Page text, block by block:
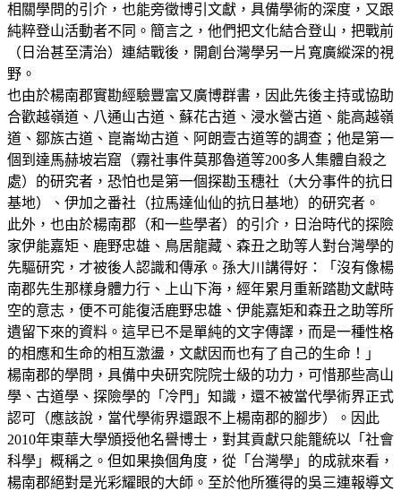
相關學問的引介，也能旁徵博引文獻，具備學術的深度，又跟
純粹登山活動者不同。簡言之，他們把文化結合登山，把戰前
（日治甚至清治）連結戰後，開創台灣學另一片寬廣縱深的視
野。
也由於楊南郡實勘經驗豐富又廣博群書，因此先後主持或協助
合歡越嶺道、八通山古道、蘇花古道、浸水營古道、能高越嶺
道、鄒族古道、崑崙坳古道、阿朗壹古道等的調查；他是第一
個到達馬赫坡岩窟（霧社事件莫那魯道等200多人集體自殺之
處）的研究者，恐怕也是第一個探勘玉穗社（大分事件的抗日
基地）、伊加之番社（拉馬達仙仙的抗日基地）的研究者。
此外，也由於楊南郡（和一些學者）的引介，日治時代的探險
家伊能嘉矩、鹿野忠雄、鳥居龍藏、森丑之助等人對台灣學的
先驅研究，才被後人認識和傳承。孫大川講得好：「沒有像楊
南郡先生那樣身體力行、上山下海，經年累月重新踏勘文獻時
空的意志，便不可能復活鹿野忠雄、伊能嘉矩和森丑之助等所
遺留下來的資料。這早已不是單純的文字傳譯，而是一種性格
的相應和生命的相互激盪，文獻因而也有了自己的生命！」
楊南郡的學問，具備中央研究院院士級的功力，可惜那些高山
學、古道學、探險學的「冷門」知識，還不被當代學術界正式
認可（應該說，當代學術界還跟不上楊南郡的腳步）。因此
2010年東華大學頒授他名譽博士，對其貢獻只能籠統以「社會
科學」概稱之。但如果換個角度，從「台灣學」的成就來看，
楊南郡絕對是光彩耀眼的大師。至於他所獲得的吳三連報導文